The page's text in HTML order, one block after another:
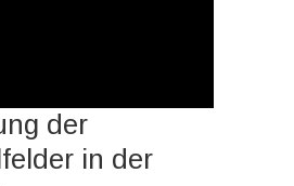
der
in der